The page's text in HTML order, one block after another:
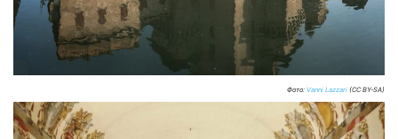
Фото: Vanni Lazzari (CC BY-SA)